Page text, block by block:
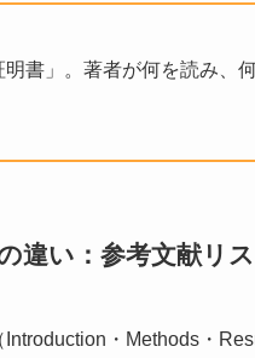
書」。著者が何を読み、
違い：参考文献リ
・Methods・